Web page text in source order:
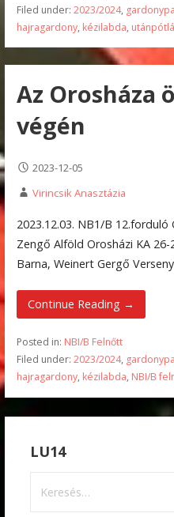
Filed under: 2023/2024,
hajragardony, kézilabda,
Az Orosháza
végén
2023-12-05
Virincsik Anasztázia
2023.12.03. NB1/B 12.forduló
Zengő Alföld Orosházi KA
Barna, Weinert Gergő
Continue Reading →
Posted in: NBI/B Felnőtt
Filed under: 2023/2024,
hajragardony, kézilabda, NBI/B
LU14